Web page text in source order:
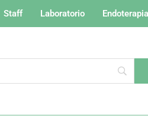
Staff Laboratorio Endoterapia